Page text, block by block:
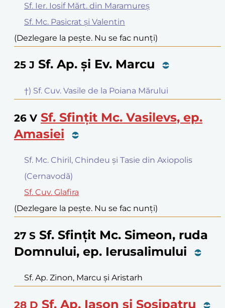
Sf. Ier. Iosif Mărt. din Maramureș
Sf. Mc. Pasicrat și Valentin
(Dezlegare la pește. Nu se fac nunți)
25 J Sf. Ap. și Ev. Marcu
†) Sf. Cuv. Vasile de la Poiana Mărului
26 V Sf. Sfințit Mc. Vasilevs, ep.
Amasiei
Sf. Mc. Chiril, Chindeu și Tasie din Axiopolis
(Cernavodă)
Sf. Cuv. Glafira
(Dezlegare la pește. Nu se fac nunți)
27 S Sf. Sfințit Mc. Simeon, ruda
Domnului, ep. Ierusalimului
Sf. Ap. Zinon, Marcu și Aristarh
28 D Sf. Ap. Iason și Sosipatru